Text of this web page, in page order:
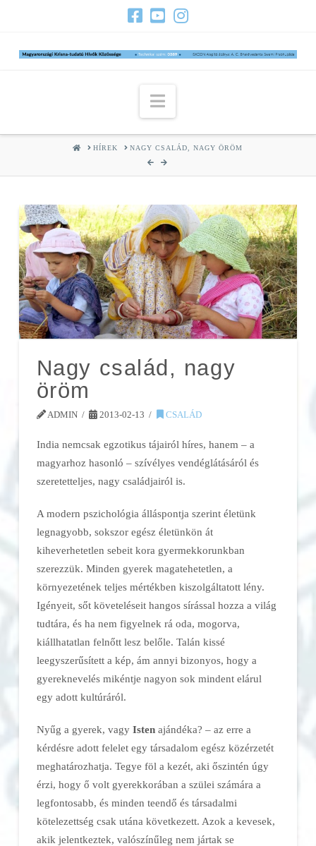
Navigation
HOMEHÍREK NAGY CSALÁD, NAGY ÖRÖM
Nagy család, nagy
öröm
ADMIN 2013-02-13 CSALÁD
India nemcsak egzotikus tájairól híres, hanem – a
magyarhoz hasonló – szívélyes vendéglátásáról és
szeretetteljes, nagy családjairól is.
A modern pszichológia álláspontja szerint életünk
legnagyobb, sokszor egész életünkön át
kiheverhetetlen sebeit kora gyermekkorunkban
szerezzük. Minden gyerek magatehetetlen, a
környezetének teljes mértékben kiszolgáltatott lény.
Igényeit, sőt követeléseit hangos sírással hozza a világ
tudtára, és ha nem figyelnek rá oda, mogorva,
kiállhatatlan felnőtt lesz belőle. Talán kissé
leegyszerűsített a kép, ám annyi bizonyos, hogy a
gyereknevelés mikéntje nagyon sok mindent elárul
egy adott kultúráról.
Nyűg a gyerek, vagy Istenajándéka? – az erre a
kérdésre adott felelet egy társadalom egész közérzetét
meghatározhatja. Tegye föl a kezét, aki őszintén úgy
érzi, hogy ő volt gyerekkorában a szülei számára a
legfontosabb, és minden teendő és társadalmi
kötelezettség csak utána következett. Azok a kevesek,
akik jelentkeztek, valószínűleg nem jártak se